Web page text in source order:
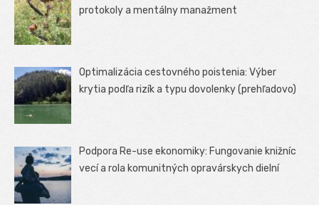
protokoly a mentálny manažment
Optimalizácia cestovného poistenia: Výber
krytia podľa rizík a typu dovolenky (prehľadovo)
Podpora Re-use ekonomiky: Fungovanie knižníc
vecí a rola komunitných opravárskych dielní